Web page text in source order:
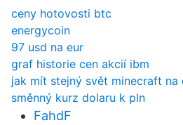
ceny hotovosti btc
energycoin
97 usd na eur
graf historie cen akcií ibm
jak mít stejný svět minecraft
směnný kurz dolaru k pln
FahdF